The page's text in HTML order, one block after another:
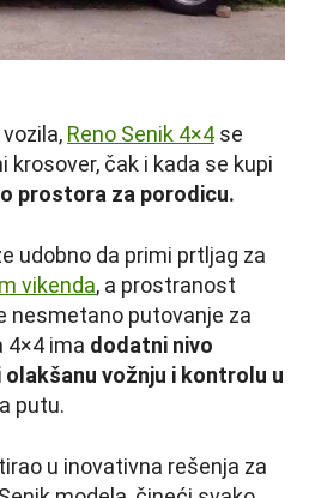
Reno Senik 4×4 se
krosover, čak i kada se kupi
prostora za porodicu.
udobno da primi prtljag za
vikenda, a prostranost
nesmetano putovanje za
4×4 ima dodatni nivo
vožnju i kontrolu u
putu.
u inovativna rešenja za